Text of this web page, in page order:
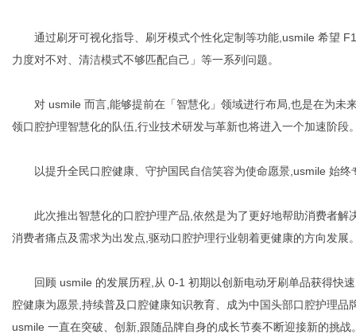
通过刷牙可视化指导、刷牙模式个性化定制等功能,usmile 希望
力度对不对、清洁模式不够匹配自己」等一系列问题。
对 usmile 而言,能够提前在「智慧化」领域进行布局,也是在为未
领口腔护理智慧化的队伍,行业技术研发与革新也将进入一个加速阶段
以提升全民口腔健康、守护国民自信笑容为使命愿景,usmile 始终
此次推出智慧化的口腔护理产品,依然是为了更好地帮助消费者解
消费者痛点及需求为出发点,驱动口腔护理行业朝着更健康的方向发展
回顾 usmile 的发展历程,从 0-1 初期以创新电动牙刷单品获得快
腔健康为愿景,持续普及口腔健康知识教育、成为中国头部口腔护理
usmile 一直在突破、创新,跟随品牌自身的成长节奏不断迎接新的挑战